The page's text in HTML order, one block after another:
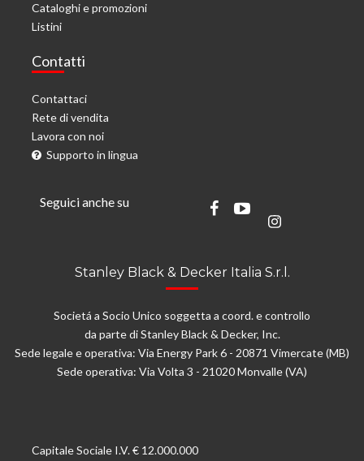
Cataloghi e promozioni
Listini
Contatti
Contattaci
Rete di vendita
Lavora con noi
Supporto in lingua
Seguici anche su
Stanley Black & Decker Italia S.r.l.
Societá a Socio Unico soggetta a coord. e controllo
da parte di Stanley Black & Decker, Inc.
Sede legale e operativa: Via Energy Park 6 - 20871 Vimercate (MB)
Sede operativa: Via Volta 3 - 21020 Monvalle (VA)
Capitale Sociale I.V. € 12.000.000